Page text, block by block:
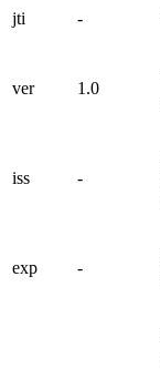
jti -
ver 1.0
iss -
exp -